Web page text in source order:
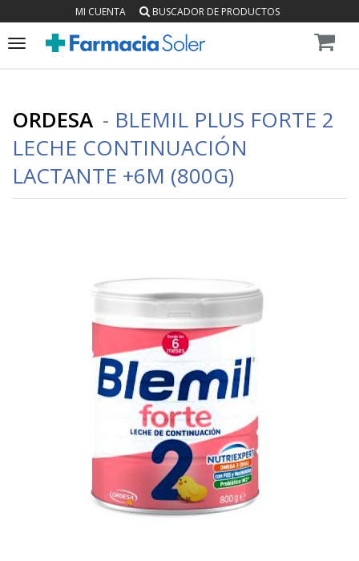
MI CUENTA BUSCADOR DE PRODUCTOS
Toggle
ORDESA - BLEMIL PLUS FORTE 2
LECHE CONTINUACIÓN
LACTANTE +6M (800G)